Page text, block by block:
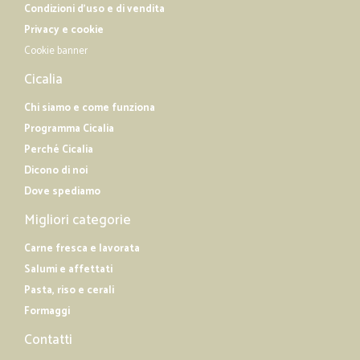
Condizioni d'uso e di vendita
Privacy e cookie
Cookie banner
Cicalia
Chi siamo e come funziona
Programma Cicalia
Perché Cicalia
Dicono di noi
Dove spediamo
Migliori categorie
Carne fresca e lavorata
Salumi e affettati
Pasta, riso e cerali
Formaggi
Contatti